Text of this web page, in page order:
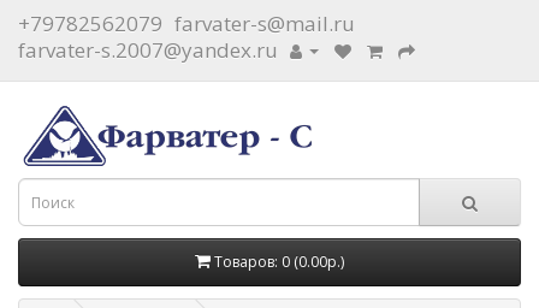
+79782562079 farvater-s@mail.ru
farvater-s.2007@yandex.ru
Товаров: 0 (0.00р.)